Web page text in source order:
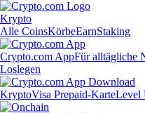
Krypto
Alle CoinsKörbeEarnStaking
Crypto.com AppFür alltägliche
Loslegen
KryptoVisa Prepaid-KarteLevel